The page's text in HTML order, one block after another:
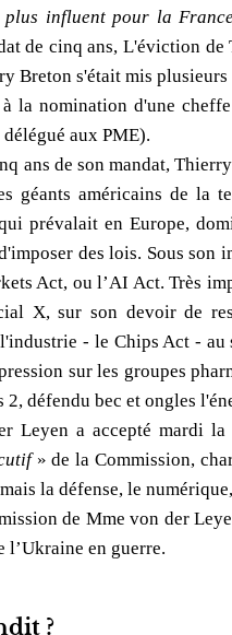
plus influent pour la
de cinq ans, L'éviction
Breton s'était mis
à la nomination d'une
aux PME).
ans de son mandat,
géants américains de la
prévalait en Europe,
des lois. Sous son
Act, ou l’AI Act. Très
X, sur son devoir de
- le Chips Act -
sur les groupes
défendu bec et ongles
Leyen a accepté mardi la
» de la Commission,
la défense, le
de Mme von der
l’Ukraine en guerre.
?